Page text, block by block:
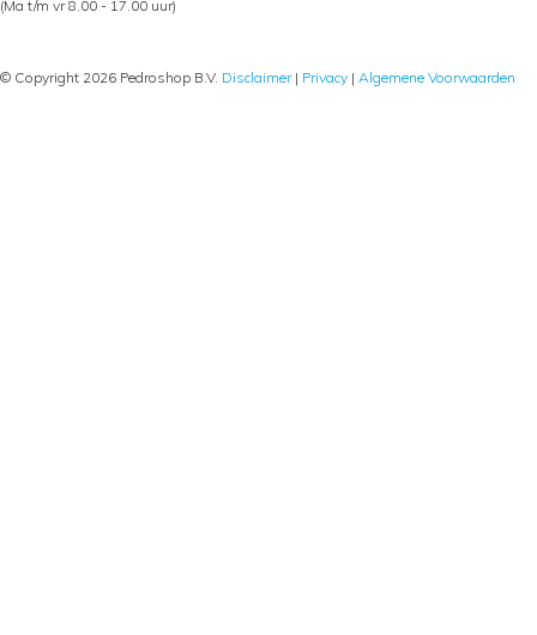
(Ma t/m vr 8.00 - 17.00 uur)
© Copyright 2026 Pedroshop B.V. Disclaimer| Privacy | Algemene Voorwaarden